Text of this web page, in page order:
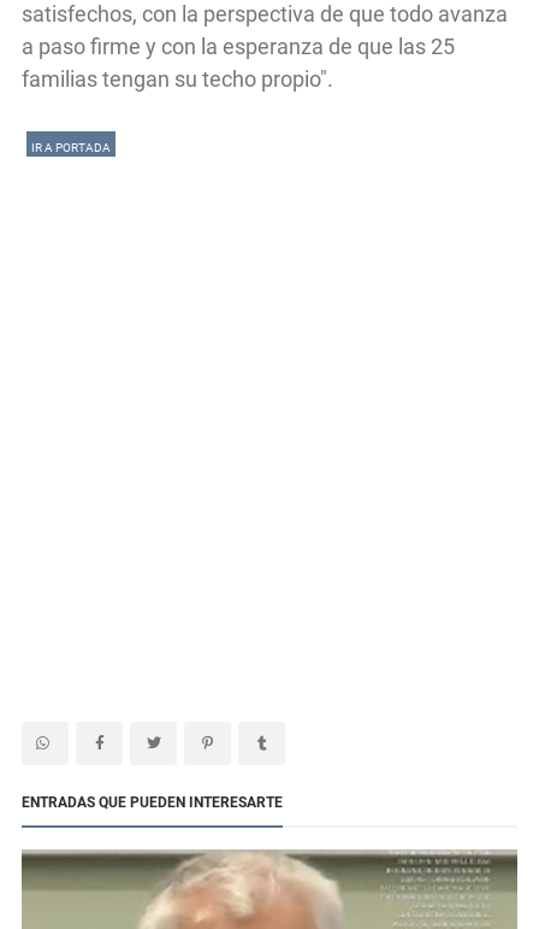
satisfechos, con la perspectiva de que todo avanza
a paso firme y con la esperanza de que las 25
familias tengan su techo propio".
IR A PORTADA
ENTRADAS QUE PUEDEN INTERESARTE